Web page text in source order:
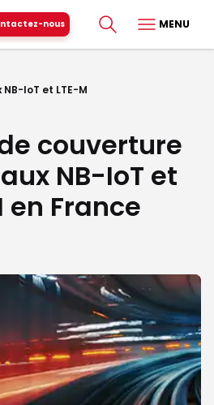
nous MENU
IoT et LTE-M
couverture
NB-IoT et
en France